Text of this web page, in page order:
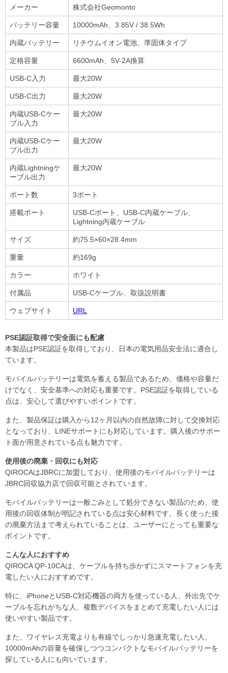
メーカー 株式会社Geomonto
バッテリー容量 10000mAh、3.85V / 38.5Wh
内蔵バッテリー リチウムイオン電池、準固体タイプ
定格容量 6600mAh、5V-2A換算
USB-C入力 最大20W
USB-C出力 最大20W
内蔵USB-Cケー
ブル入力
最大20W
内蔵USB-Cケー
ブル出力
最大20W
内蔵Lightningケ
ーブル出力
最大20W
ポート数 3ポート
搭載ポート
USB-Cポート、USB-C内蔵ケーブル、
Lightning内蔵ケーブル
サイズ 約75.5×60×28.4mm
重量 約169g
カラー ホワイト
付属品 USB-Cケーブル、取扱説明書
ウェブサイト URL
PSE認証取得で安全面にも配慮
本製品はPSE認証を取得しており、日本の電気用品安全法に適合し
ています。
モバイルバッテリーは電気を蓄える製品であるため、価格や容量だ
けでなく、安全基準への対応も重要です。PSE認証を取得している
点は、安心して選びやすいポイントです。
また、製品保証は購入から12ヶ月以内の自然故障に対して交換対応
となっており、LINEサポートにも対応しています。購入後のサポー
ト面が用意されている点も魅力です。
使用後の廃棄・回収にも対応
QIROCAはJBRCに加盟しており、使用後のモバイルバッテリーは
JBRC回収協力店で回収可能とされています。
モバイルバッテリーは一般ごみとして処分できない製品のため、使
用後の回収体制が明記されている点は安心材料です。長く使った後
の廃棄方法まで考えられていることは、ユーザーにとっても重要な
ポイントです。
こんな人におすすめ
QIROCA QP-10CAは、ケーブルを持ち歩かずにスマートフォンを充
電したい人におすすめです。
特に、iPhoneとUSB-C対応機器の両方を使っている人、外出先でケ
ーブルを忘れがちな人、複数デバイスをまとめて充電したい人には
使いやすい製品です。
また、ワイヤレス充電よりも有線でしっかり急速充電したい人、
10000mAhの容量を確保しつつコンパクトなモバイルバッテリーを
探している人にも向いています。